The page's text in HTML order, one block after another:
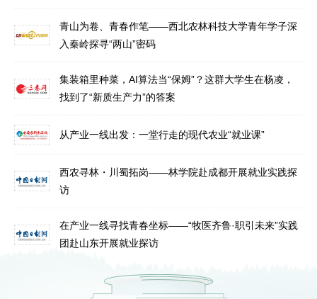
青山为卷、青春作笔——西北农林科技大学青年学子深
入秦岭探寻“两山”密码
集装箱里种菜，AI算法当“保姆”？这群大学生在杨凌，
找到了“新质生产力”的答案
从产业一线出发：一堂行走的现代农业“就业课”
西农寻林・川蜀拓岗——林学院赴成都开展就业实践探
访
在产业一线寻找青春坐标——“牧医齐鲁·职引未来”实践
团赴山东开展就业探访